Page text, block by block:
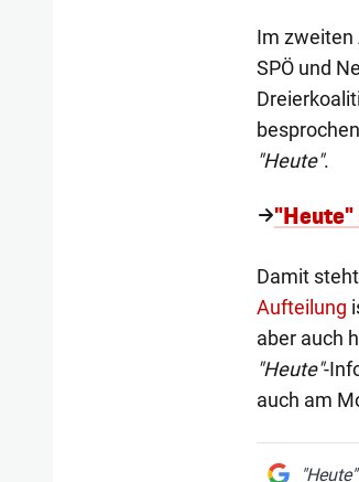
Im zweiten
SPÖ und
"Heute".
"Heute"
Damit
Aufteilung
aber auch
"Heute"-
auch am
"Heute"